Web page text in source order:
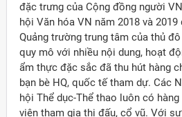
đặc trưng của Cộng đồng người
hội Văn hóa VN năm 2018 và
Quảng trường trung tâm của thủ
quy mô với nhiều nội dung, hoạt
ẩm thực đặc sắc đã thu hút hàng
bạn bè HQ, quốc tế tham dự. Các
hội Thể dục-Thể thao luôn có
viên tham gia thi đấu, cổ vũ. Với